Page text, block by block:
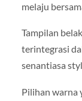
melaju
Tampilan
terintegrasi
senantiasa
Pilihan warna